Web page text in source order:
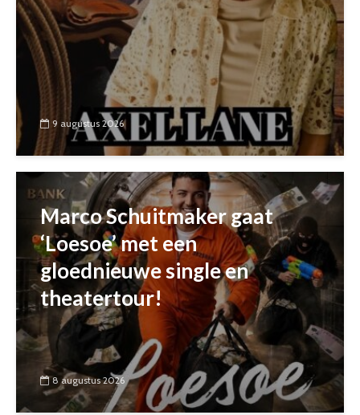
9 augustus 2026
Marco Schuitmaker gaat
‘Loesoe’ met een
gloednieuwe single en
theatertour!
8 augustus 2026